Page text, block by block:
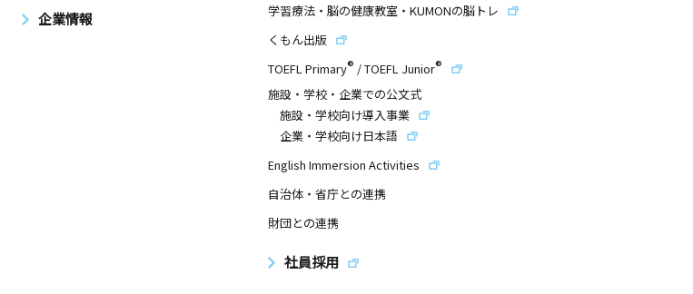
企業情報
学習療法・脳の健康教室・KUMONの脳トレ
くもん出版
TOEFL Primary® /TOEFL Junior®
施設・学校・企業での公文式
施設・学校向け導入事業
企業・学校向け日本語
English Immersion Activities
自治体・省庁との連携
財団との連携
社員採用